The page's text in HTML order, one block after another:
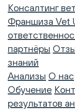
Консалтинг
Франшиза Vet
партнёры
знаний
Анализы О нас
Обучение
результатов